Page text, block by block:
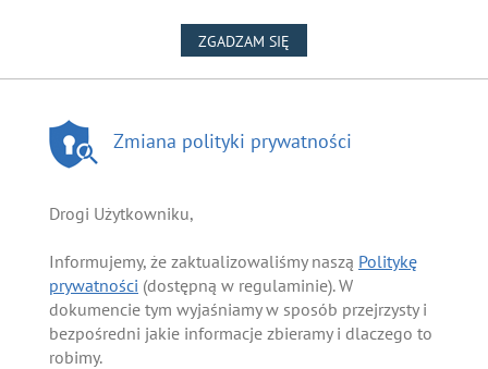
ZGADZAM SIĘ
Zmiana polityki prywatności
Drogi Użytkowniku,
Informujemy, że zaktualizowaliśmy naszą Politykę
prywatności (dostępną w regulaminie). W
dokumencie tym wyjaśniamy w sposób przejrzysty i
bezpośredni jakie informacje zbieramy i dlaczego to
robimy.